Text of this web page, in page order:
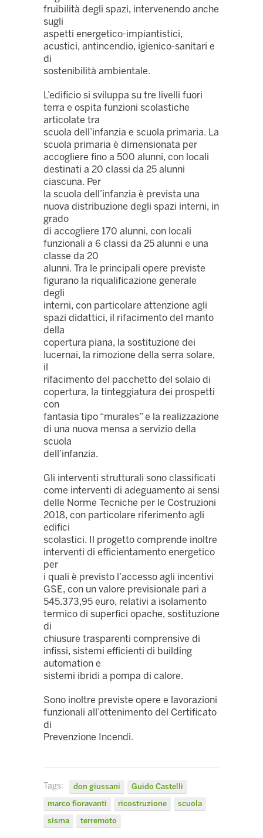
fruibilità degli spazi, intervenendo anche
sugli
aspetti energetico-impiantistici,
acustici, antincendio, igienico-sanitari e
di
sostenibilità ambientale.
L’edificio si sviluppa su tre livelli fuori
terra e ospita funzioni scolastiche
articolate tra
scuola dell’infanzia e scuola primaria. La
scuola primaria è dimensionata per
accogliere fino a 500 alunni, con locali
destinati a 20 classi da 25 alunni
ciascuna. Per
la scuola dell’infanzia è prevista una
nuova distribuzione degli spazi interni, in
grado
di accogliere 170 alunni, con locali
funzionali a 6 classi da 25 alunni e una
classe da 20
alunni. Tra le principali opere previste
figurano la riqualificazione generale
degli
interni, con particolare attenzione agli
spazi didattici, il rifacimento del manto
della
copertura piana, la sostituzione dei
lucernai, la rimozione della serra solare,
il
rifacimento del pacchetto del solaio di
copertura, la tinteggiatura dei prospetti
con
fantasia tipo “murales” e la realizzazione
di una nuova mensa a servizio della
scuola
dell’infanzia.
Gli interventi strutturali sono classificati
come interventi di adeguamento ai sensi
delle Norme Tecniche per le Costruzioni
2018, con particolare riferimento agli
edifici
scolastici. Il progetto comprende inoltre
interventi di efficientamento energetico
per
i quali è previsto l’accesso agli incentivi
GSE, con un valore previsionale pari a
545.373,95 euro, relativi a isolamento
termico di superfici opache, sostituzione
di
chiusure trasparenti comprensive di
infissi, sistemi efficienti di building
automation e
sistemi ibridi a pompa di calore.
Sono inoltre previste opere e lavorazioni
funzionali all’ottenimento del Certificato
di
Prevenzione Incendi.
Tags: don giussani
Guido Castelli
marco fioravanti
ricostruzione
scuola
sisma
terremoto